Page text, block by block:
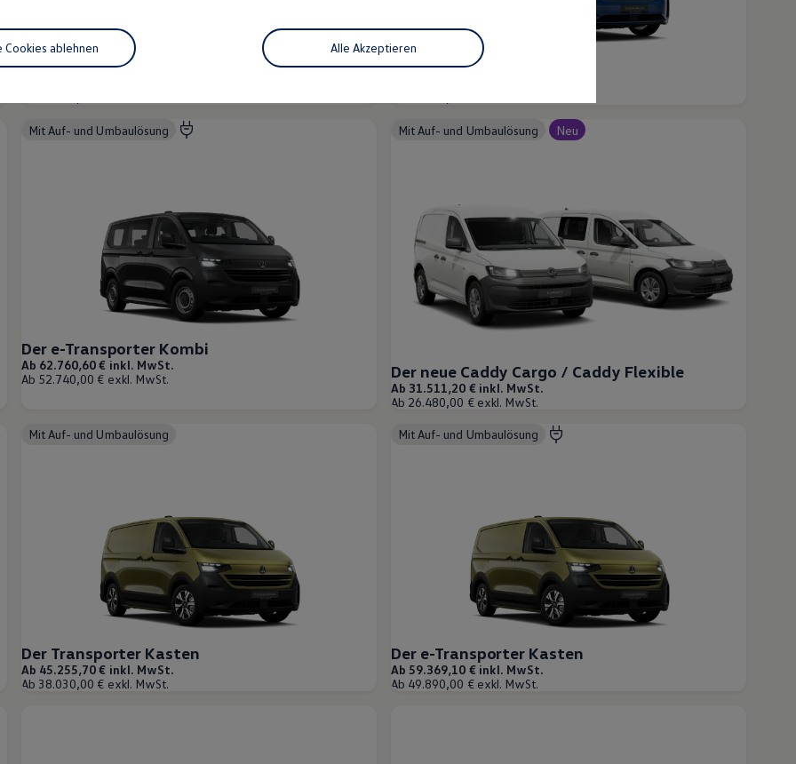
Der Caravelle Der e-Caravelle
Mit Auf- und Umbaulösung
Der e-Transporter Kombi
Ab 62.760,60 € inkl. MwSt.
Ab 52.740,00 € exkl. MwSt.
Mit Auf- und Umbaulösung Neu
Der neue Caddy Cargo / Caddy Flexible
Ab 31.511,20 € inkl. MwSt.
Ab 26.480,00 € exkl. MwSt.
Mit Auf- und Umbaulösung
Der Transporter Kasten
Ab 45.255,70 € inkl. MwSt.
Ab 38.030,00 € exkl. MwSt.
Mit Auf- und Umbaulösung
Der e-Transporter Kasten
Ab 59.369,10 € inkl. MwSt.
Ab 49.890,00 € exkl. MwSt.
Alle Akzeptieren
Cookies ablehnen